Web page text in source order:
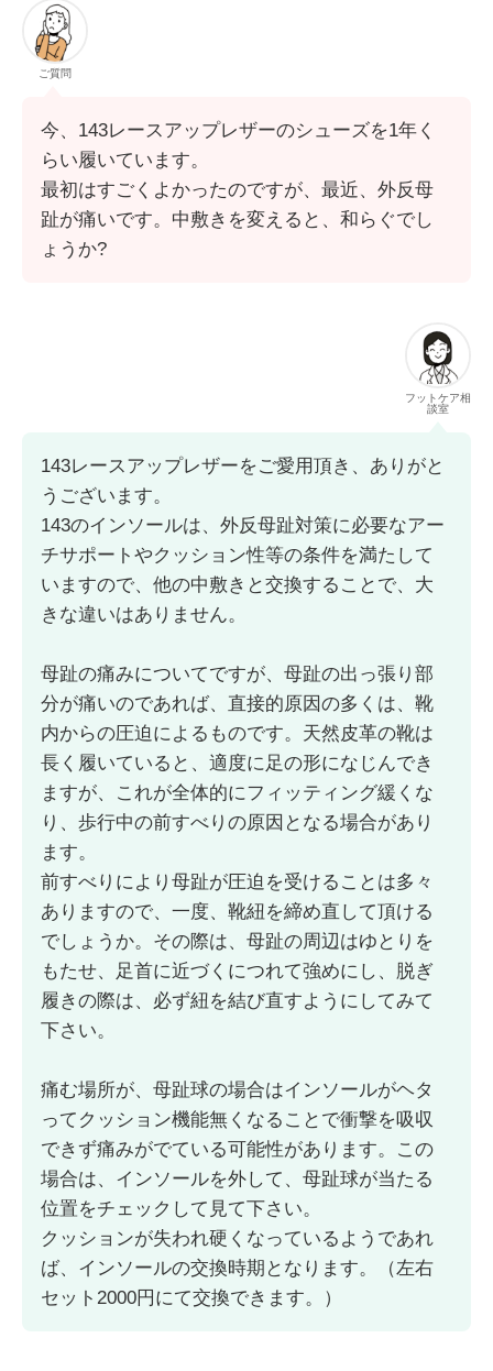
ご質問
今、143レースアップレザーのシューズを1年く
らい履いています。
最初はすごくよかったのですが、最近、外反母
趾が痛いです。中敷きを変えると、和らぐでし
ょうか?
フットケア相
談室
143レースアップレザーをご愛用頂き、ありがと
うございます。
143のインソールは、外反母趾対策に必要なアー
チサポートやクッション性等の条件を満たして
いますので、他の中敷きと交換することで、大
きな違いはありません。
母趾の痛みについてですが、母趾の出っ張り部
分が痛いのであれば、直接的原因の多くは、靴
内からの圧迫によるものです。天然皮革の靴は
長く履いていると、適度に足の形になじんでき
ますが、これが全体的にフィッティング緩くな
り、歩行中の前すべりの原因となる場合があり
ます。
前すべりにより母趾が圧迫を受けることは多々
ありますので、一度、靴紐を締め直して頂ける
でしょうか。その際は、母趾の周辺はゆとりを
もたせ、足首に近づくにつれて強めにし、脱ぎ
履きの際は、必ず紐を結び直すようにしてみて
下さい。
痛む場所が、母趾球の場合はインソールがヘタ
ってクッション機能無くなることで衝撃を吸収
できず痛みがでている可能性があります。この
場合は、インソールを外して、母趾球が当たる
位置をチェックして見て下さい。
クッションが失われ硬くなっているようであれ
ば、インソールの交換時期となります。（左右
セット2000円にて交換できます。）